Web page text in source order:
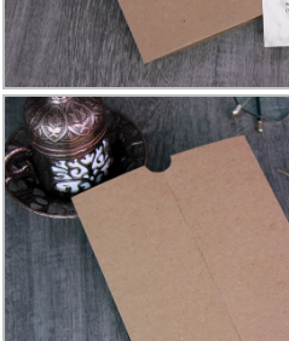
Davetiye
Modelleri
Atatürk'lü
Davetiyeler
Papatyalı
Davetiye
Modelleri
Dini
Düğün
Davetiyeler
yeni